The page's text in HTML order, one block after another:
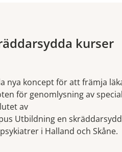
kurser
nya koncept för att främja
för genomlysning av
av
Utbildning en
i Halland och Skåne.